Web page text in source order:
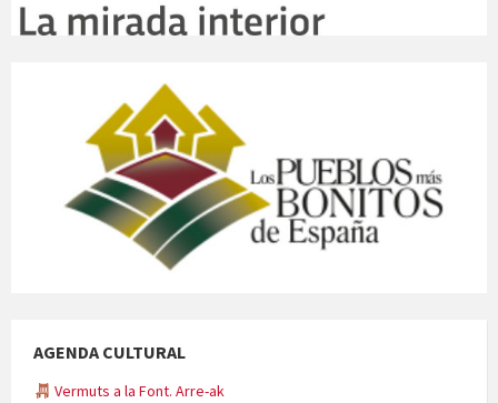
AGENDA CULTURAL
Vermuts a la Font. Arre-ak